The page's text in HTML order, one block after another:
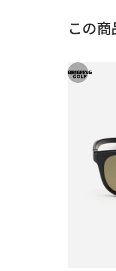
この
RESTOCK